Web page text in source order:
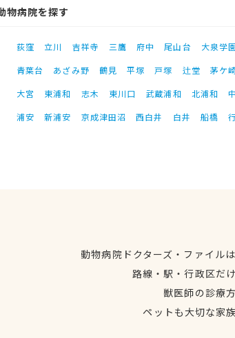
物病院を探す
荻窪 立川 吉祥寺 三鷹 府中 尾山台 大泉学
青葉台 あざみ野 鶴見 平塚 戸塚 辻堂 茅ケ
大宮 東浦和 志木 東川口 武蔵浦和 北浦和
浦安 新浦安 京成津田沼 西白井 白井 船橋
動物病院ドクターズ・ファイル
路線・駅・行政区だ
獣医師の診療
ペットも大切な家